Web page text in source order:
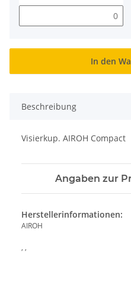
In den
Beschreibung
Visierkup. AIROH Compact
Angaben zur
Herstellerinformationen:
AIROH
, ,